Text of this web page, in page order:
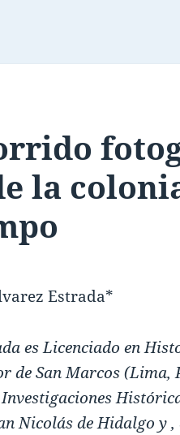
la
Estrada*
es Licenciado en
de San Marcos (Lima,
Nicolás de Hidalgo y ,